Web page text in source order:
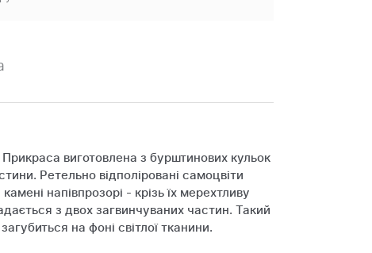
виготовлена з бурштинових кульок
Ретельно відполіровані самоцвіти
напівпрозорі - крізь їх мерехтливу
з двох загвинчуваних частин. Такий
на фоні світлої тканини.